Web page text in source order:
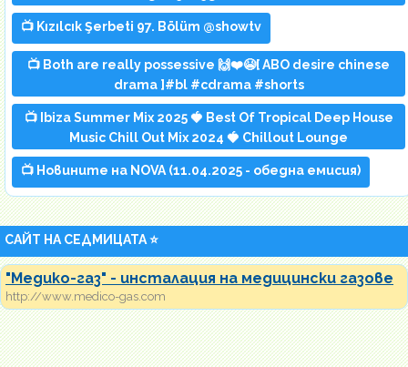
📺 Kızılcık Şerbeti 97. Bölüm @showtv
📺 Both are really possessive 🙌❤️😭[ ABO desire chinese
drama ]#bl #cdrama #shorts
📺 Ibiza Summer Mix 2025 🍓 Best Of Tropical Deep House
Music Chill Out Mix 2024 🍓 Chillout Lounge
📺 Новините на NOVA (11.04.2025 - обедна емисия)
САЙТ НА СЕДМИЦАТА ⭐
"Медико-газ" - инсталация на медицински газове
http://www.medico-gas.com